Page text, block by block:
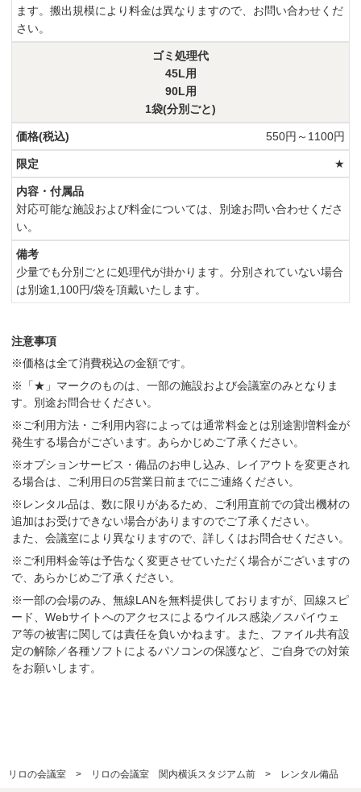
ます。搬出規模により料金は異なりますので、お問い合わせくだ
さい。
ゴミ処理代
45L用
90L用
1袋(分別ごと)
550円～1100円
★
対応可能な施設および料金については、別途お問い合わせくださ
い。
少量でも分別ごとに処理代が掛かります。分別されていない場合
は別途1,100円/袋を頂戴いたします。
注意事項
※価格は全て消費税込の金額です。
※「★」マークのものは、一部の施設および会議室のみとなりま
す。別途お問合せください。
※ご利用方法・ご利用内容によっては通常料金とは別途割増料金が
発生する場合がございます。あらかじめご了承ください。
※オプションサービス・備品のお申し込み、レイアウトを変更され
る場合は、ご利用日の5営業日前までにご連絡ください。
※レンタル品は、数に限りがあるため、ご利用直前での貸出機材の
追加はお受けできない場合がありますのでご了承ください。
また、会議室により異なりますので、詳しくはお問合せください。
※ご利用料金等は予告なく変更させていただく場合がございますの
で、あらかじめご了承ください。
※一部の会場のみ、無線LANを無料提供しておりますが、回線スピ
ード、Webサイトへのアクセスによるウイルス感染／スパイウェ
ア等の被害に関しては責任を負いかねます。また、ファイル共有設
定の解除／各種ソフトによるパソコンの保護など、ご自身での対策
をお願いします。
リロの会議室 リロの会議室 関内横浜スタジアム前 レンタル備品